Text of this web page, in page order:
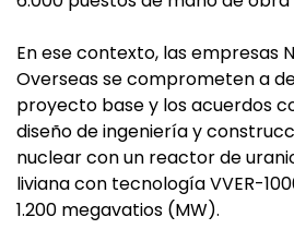
En ese contexto, las empresas
Overseas se comprometen a
proyecto base y los acuerdos
diseño de ingeniería y
nuclear con un reactor de
liviana con tecnología VVER-
1.200 megavatios (MW).